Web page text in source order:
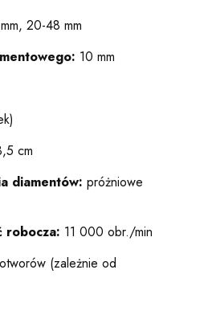
20-48 mm
10 mm
cm
diamentów: próżniowe
robocza: 11 000 obr./min
(zależnie od